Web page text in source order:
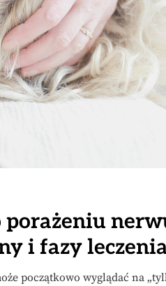
i fazy
początkowo wyglądać na